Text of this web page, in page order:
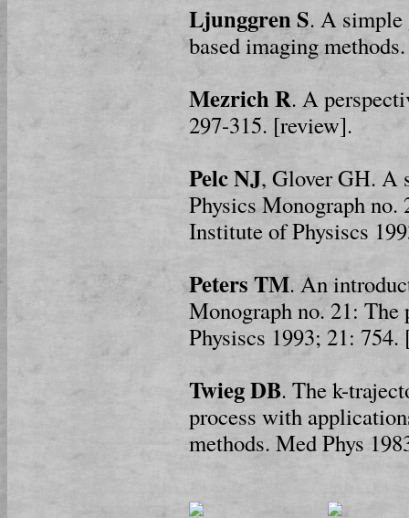
Ljunggren S. A simple
based imaging
Mezrich R. A
297-315. [review].
Pelc NJ, Glover GH. A
Physics Monograph
Institute of Physiscs
Peters TM. An
Monograph no. 21:
Physiscs 1993; 21:
Twieg DB. The k-
process with
methods. Med Phys